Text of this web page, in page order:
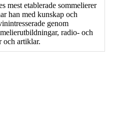
mest etablerade sommelierer
han med kunskap och
genom
radio- och
och artiklar.